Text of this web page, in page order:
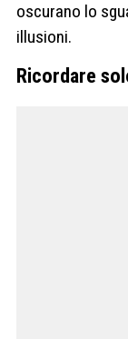
oscurano lo
illusioni.
Ricordare